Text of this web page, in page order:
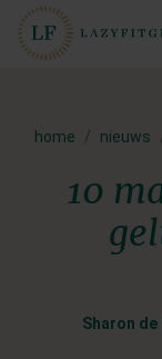
home nieuws
10
Sharon de